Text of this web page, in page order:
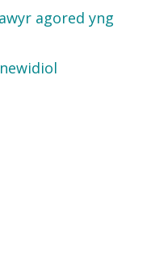
agored yng